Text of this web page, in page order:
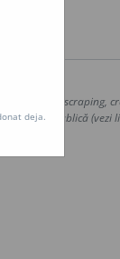
(web scraping,
utilizare publică (vezi
deja.